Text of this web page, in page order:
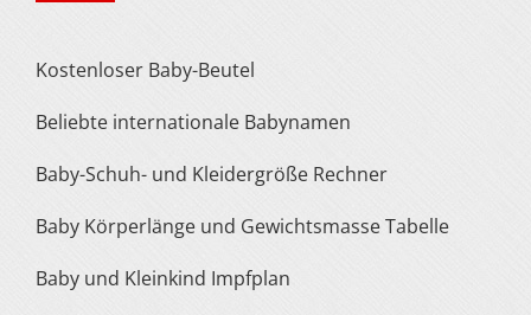
Kostenloser Baby-Beutel
Beliebte internationale Babynamen
Baby-Schuh- und Kleidergröße Rechner
Baby Körperlänge und Gewichtsmasse Tabelle
Baby und Kleinkind Impfplan